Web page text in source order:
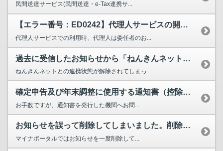
民間送達サービス(民間送達・e-Tax連携サ...
【エラー番号：ED0242】代理人サービスの開始後、委任者のお知らせのリンクを押すと「エラー番...
代理人サービスでの利用時、代理人は委任者のお...
過去に受信したお知らせから「ねんきんネット」に遷移した際、マイナポータルのトップページが表示さ...
ねんきんネットとの連携状態が解除されてしまっ...
確定申告及び年末調整に使用する通知書（控除証明書、源泉徴収票、特定口座年間取引報告書等）に記載...
お手数ですが、通知書を発行した機関へお問...
お知らせを誤って削除してしまいました。削除してしまったお知らせ内容を確認したいがどうすればよい...
マイナポータルではお知らせを一度削除して...